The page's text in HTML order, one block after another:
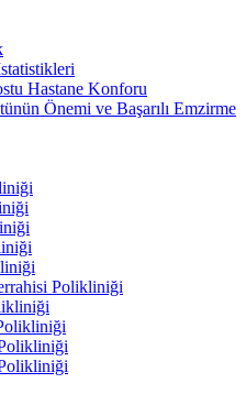
Hastane Konforu
Önemi ve Başarılı Emzirme
Polikliniği